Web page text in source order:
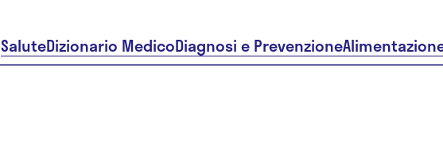
SaluteDizionario MedicoDiagnosi e Prevenzione